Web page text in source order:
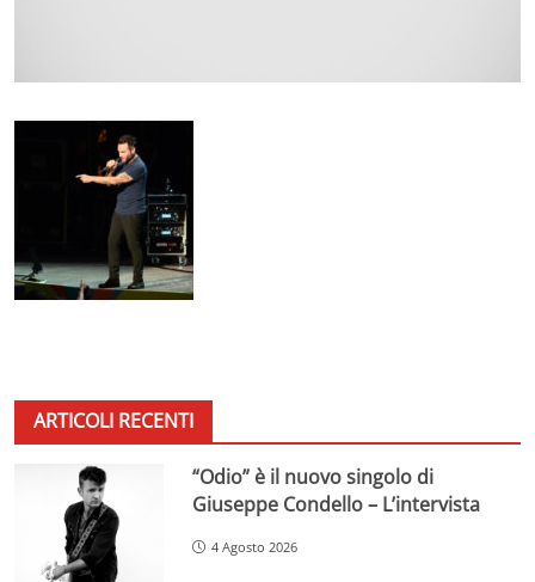
ARTICOLI RECENTI
“Odio” è il nuovo singolo di
Giuseppe Condello – L’intervista
4 Agosto 2026